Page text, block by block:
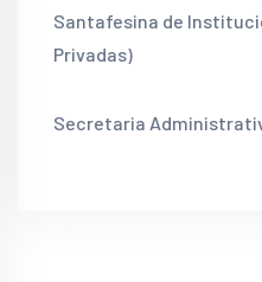
Santafesina de
Privadas)
Secretaria